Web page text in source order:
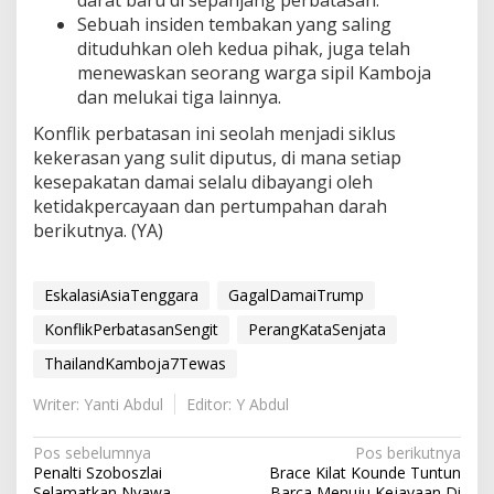
Sebuah insiden tembakan yang saling
dituduhkan oleh kedua pihak, juga telah
menewaskan seorang warga sipil Kamboja
dan melukai tiga lainnya.
Konflik perbatasan ini seolah menjadi siklus
kekerasan yang sulit diputus, di mana setiap
kesepakatan damai selalu dibayangi oleh
ketidakpercayaan dan pertumpahan darah
berikutnya. (YA)
EskalasiAsiaTenggara
GagalDamaiTrump
KonflikPerbatasanSengit
PerangKataSenjata
ThailandKamboja7Tewas
Writer: Yanti Abdul
Editor: Y Abdul
N
Pos sebelumnya
Penalti Szoboszlai
Pos berikutnya
Brace Kilat Kounde Tuntun